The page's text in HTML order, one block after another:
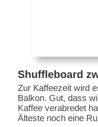
Shuffleboard
Zur Kaffeezeit wird
Balkon. Gut, dass
Kaffee verabredet
Älteste noch eine